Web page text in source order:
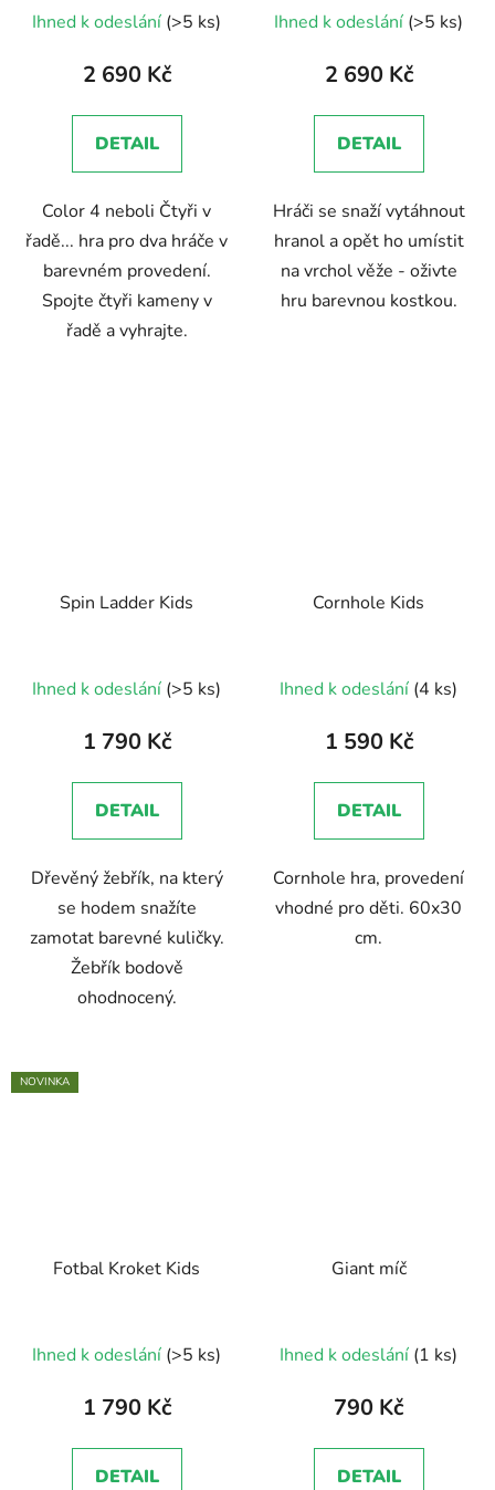
Ihned k odeslání (>5 ks)
2 690 Kč
DETAIL
Color 4 neboli Čtyři v
řadě... hra pro dva hráče v
barevném provedení.
Spojte čtyři kameny v
řadě a vyhrajte.
hodnocení
produktu
5,0
z
hvězdiček.
Ihned k odeslání (>5 ks)
2 690 Kč
DETAIL
Hráči se snaží vytáhnout
hranol a opět ho umístit
na vrchol věže - oživte
hru barevnou kostkou.
Spin Ladder Kids
hodnocení
produktu
5,0
z
hvězdiček.
Ihned k odeslání (>5 ks)
1 790 Kč
DETAIL
Dřevěný žebřík, na který
se hodem snažíte
zamotat barevné kuličky.
Žebřík bodově
ohodnocený.
Cornhole Kids
hodnocení
produktu
5,0
z
hvězdiček.
Ihned k odeslání (4 ks)
1 590 Kč
DETAIL
Cornhole hra, provedení
vhodné pro děti. 60x30
cm.
NOVINKA
Fotbal Kroket Kids
hodnocení
produktu
5,0
Ihned k odeslání (>5 ks)
1 790 Kč
DETAIL
Giant míč
hodnocení
produktu
5,0
Ihned k odeslání (1 ks)
790 Kč
DETAIL